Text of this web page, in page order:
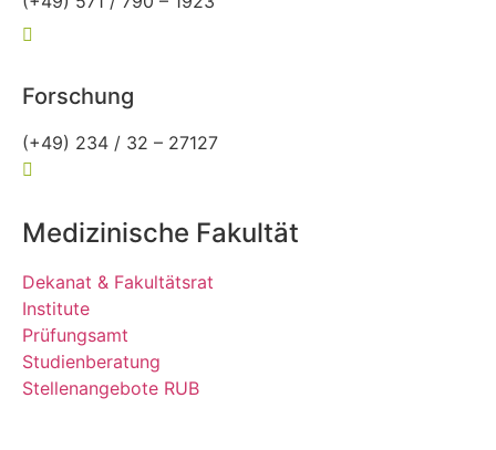
Forschung
(+49) 234 / 32 – 27127
Medizinische Fakultät
Dekanat & Fakultätsrat
Institute
Prüfungsamt
Studienberatung
Stellenangebote RUB